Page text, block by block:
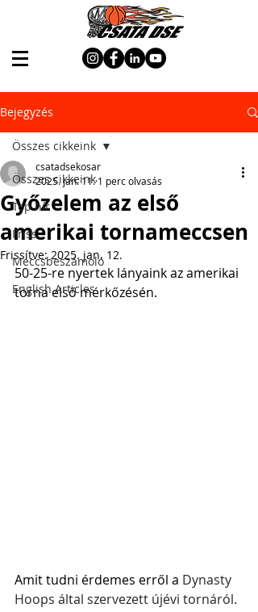
Bejegyzés
Összes cikkeink
Top hír
Friss
Meccsbeszámoló
English Articles
Összes cikkeink
Győzelem az első
amerikai tornameccsen
csatadsekosar
2025. jan. 11. 1 perc olvasás
Frissítve:2025. jan. 12.
50-25-re nyertek lányaink az amerikai
torna első mérkőzésén.
Amit tudni érdemes erről a Dynasty
Hoops által szervezett újévi tornáról.